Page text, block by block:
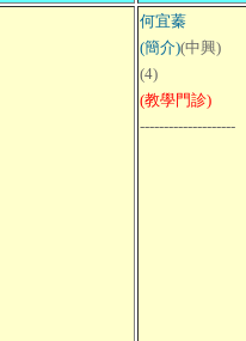
何宜蓁
(簡介)(中興)
(4)
(教學門診)
--------------------